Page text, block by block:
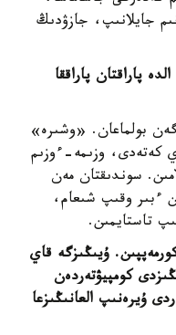
جايلانىپ، جازۋدىڭ
پاراقتان پاراققا
بولماعان. «وشىرە»
كەتەدى، وزىمە-ءوزىم
سوندىقتان مەن
ءبىر وقىپ شىعام،
تاستايمىن.
ۇيىڭىزگە قاي
كومپيۋتەردەن
ۇيرەنىپ العانىڭىزعا